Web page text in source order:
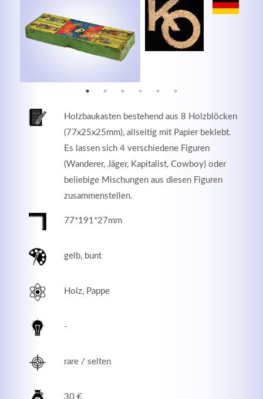
Holzbaukasten bestehend aus 8 Holzblöcken
(77x25x25mm), allseitig mit Papier beklebt.
Es lassen sich 4 verschiedene Figuren
(Wanderer, Jäger, Kapitalist, Cowboy) oder
beliebige Mischungen aus diesen Figuren
zusammenstellen.
77*191*27mm
gelb, bunt
Holz, Pappe
-
rare / selten
30 €
MEHR INFOS
Good Service
Lorem ipsum dolor sit amet, consectetuer adipiscing
MEHR INFOS